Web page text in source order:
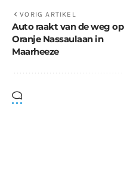
VORIG ARTIKEL
Auto raakt van de weg op
Oranje Nassaulaan in
Maarheeze